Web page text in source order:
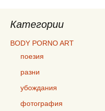
Категории
BODY PORNO ART
поезия
разни
убождания
фотография